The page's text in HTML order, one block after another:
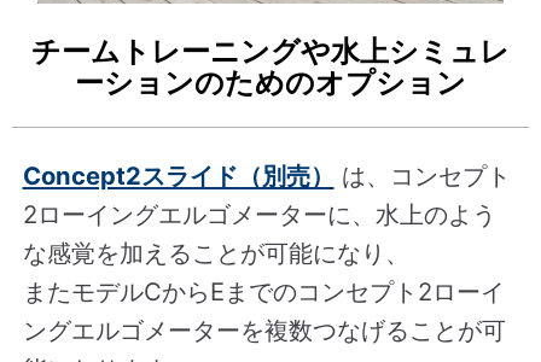
チームトレーニングや水上シミュレ
ーションのためのオプション
Concept2スライド（別売）
は、コンセプト
2ローイングエルゴメーターに、水上のよう
な感覚を加えることが可能になり、
またモデルCからEまでのコンセプト2ローイ
ングエルゴメーターを複数つなげることが可